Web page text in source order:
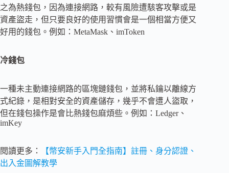
之為熱錢包，因為連接網路，較有風險遭駭客攻擊或是
資產盜走，但只要良好的使用習慣會是一個相當方便又
好用的錢包。例如：MetaMask、imToken
冷錢包
一種未主動連接網路的區塊鏈錢包，並將私鑰以離線方
式紀錄，是相對安全的資產儲存，幾乎不會遭人盜取，
但在錢包操作是會比熱錢包麻煩些。例如：Ledger、
imKey
閱讀更多：
【幣安新手入門全指南】註冊、身分認證、
出入金圖解教學